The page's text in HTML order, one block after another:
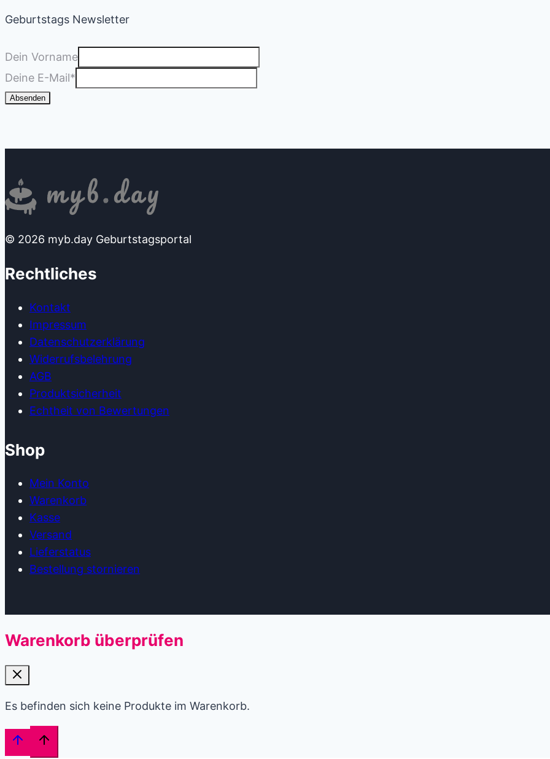
Geburtstags Newsletter
Dein Vorname
Deine E-Mail*
Absenden
© 2026 myb.day Geburtstagsportal
Rechtliches
Kontakt
Impressum
Datenschutzerklärung
Widerrufsbelehrung
AGB
Produkt­sicherheit
Echtheit von Bewertungen
Shop
Mein Konto
Warenkorb
Kasse
Versand
Lieferstatus
Bestellung stornieren
Warenkorb überprüfen
Es befinden sich keine Produkte im Warenkorb.